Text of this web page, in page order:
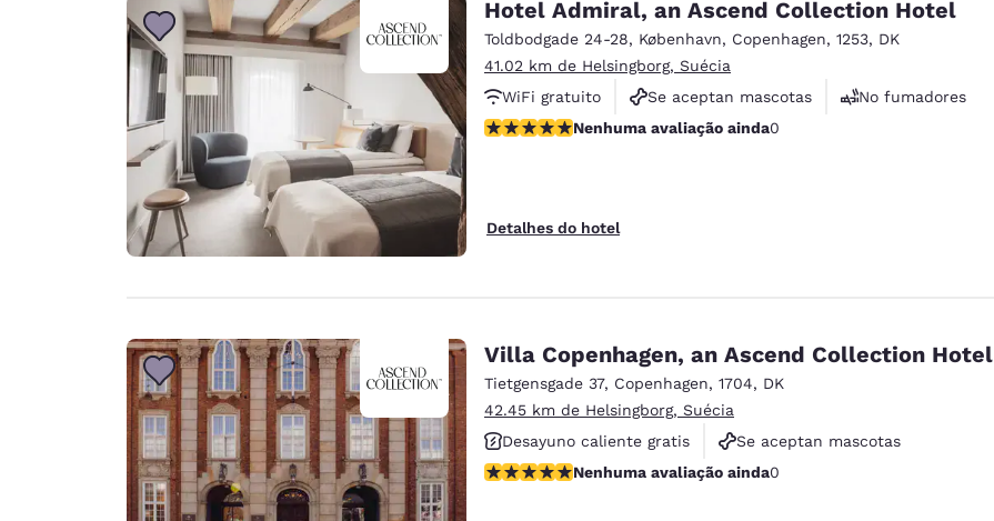
Hotel Admiral, an Ascend Collection Hotel
Toldbodgade 24-28, København, Copenhagen, 1253, DK
41.02 km de Helsingborg, Suécia
WiFi gratuito
Se aceptan mascotas
No fumadores
Nenhuma avaliação ainda
Nenhuma avaliação ainda0
Detalhes do hotel
Villa Copenhagen, an Ascend Collection Hotel
Tietgensgade 37, Copenhagen, 1704, DK
42.45 km de Helsingborg, Suécia
Desayuno caliente gratis
Se aceptan mascotas
Piscina al aire libre
Nenhuma avaliação ainda
Nenhuma avaliação ainda0